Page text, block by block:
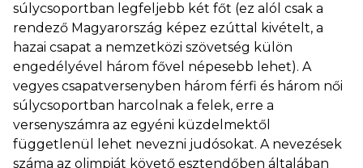
súlycsoportban legfeljebb két főt (ez alól csak a
rendező Magyarország képez ezúttal kivételt, a
hazai csapat a nemzetközi szövetség külön
engedélyével három fővel népesebb lehet). A
vegyes csapatversenyben három férfi és három női
súlycsoportban harcolnak a felek, erre a
versenyszámra az egyéni küzdelmektől
függetlenül lehet nevezni judósokat. A nevezések
száma az olimpiát követő esztendőben általában